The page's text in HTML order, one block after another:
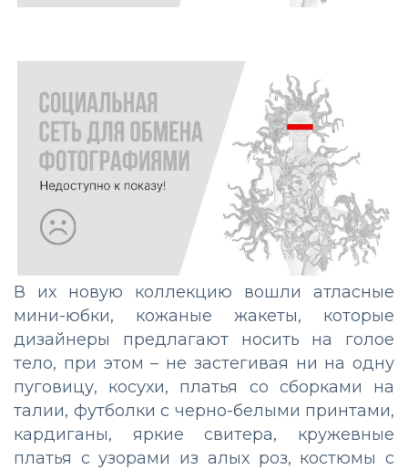
В их новую коллекцию вошли атласные
мини-юбки, кожаные жакеты, которые
дизайнеры предлагают носить на голое
тело, при этом – не застегивая ни на одну
пуговицу, косухи, платья со сборками на
талии, футболки с черно-белыми принтами,
кардиганы, яркие свитера, кружевные
платья с узорами из алых роз, костюмы с